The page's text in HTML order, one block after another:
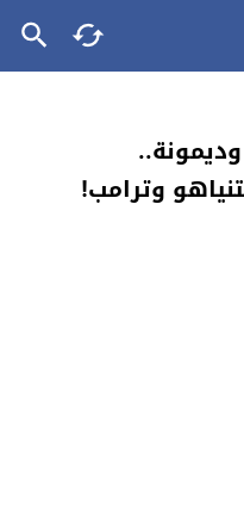
وترامب!